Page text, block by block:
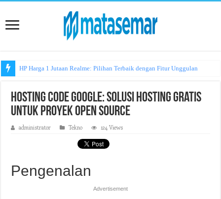
HP Harga 1 Jutaan Realme: Pilihan Terbaik dengan Fitur Unggulan
Hosting Code Google: Solusi Hosting Gratis
untuk Proyek Open Source
administrator Tekno 124 Views
Pengenalan
Advertisement